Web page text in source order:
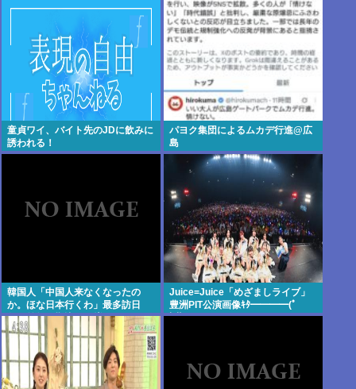
童貞ワイ、バイト先のJDに飲みに
誘われる！
パヨク集団によるムカデ行進@広
島
韓国人「中国人来なくなったの
か。ほな日本行くわ」最多訪日
数、前年同期比19%増
Juice=Juice「めざましライブ」
豊洲PIT公演画像ｷﾀ━━━━(ﾟ
∀ﾟ)━━━━!!